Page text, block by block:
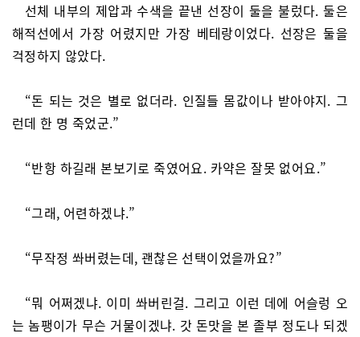
선체 내부의 제압과 수색을 끝낸 선장이 둘을 불렀다. 둘은
해적선에서 가장 어렸지만 가장 베테랑이었다. 선장은 둘을
걱정하지 않았다.
“돈 되는 것은 별로 없더라. 인질들 몸값이나 받아야지. 그
런데 한 명 죽었군.”
“반항 하길래 본보기로 죽였어요. 카약은 잘못 없어요.”
“그래, 어련하겠냐.”
“무작정 쏴버렸는데, 괜찮은 선택이었을까요?”
“뭐 어쩌겠냐. 이미 쏴버린걸. 그리고 이런 데에 어슬렁 오
는 놈팽이가 무슨 거물이겠냐. 갓 돈맛을 본 졸부 정도나 되겠